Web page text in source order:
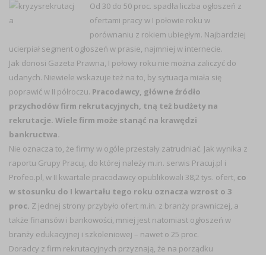
Od 30 do 50 proc. spadła liczba ogłoszeń z
ofertami pracy w I połowie roku w
porównaniu z rokiem ubiegłym. Najbardziej
ucierpiał segment ogłoszeń w prasie, najmniej w internecie.
Jak donosi Gazeta Prawna, I połowy roku nie można zaliczyć do
udanych. Niewiele wskazuje też na to, by sytuacja miała się
poprawić w II półroczu. Pracodawcy, główne źródło
przychodów firm rekrutacyjnych, tną też budżety na
rekrutacje. Wiele firm może stanąć na krawędzi
bankructwa.
Nie oznacza to, że firmy w ogóle przestały zatrudniać. Jak wynika z
raportu Grupy Pracuj, do której należy m.in. serwis Pracuj.pl i
Profeo.pl, w II kwartale pracodawcy opublikowali 38,2 tys. ofert, co
w stosunku do I kwartału tego roku oznacza wzrost o 3
proc. Z jednej strony przybyło ofert m.in. z branży prawniczej, a
także finansów i bankowości, mniej jest natomiast ogłoszeń w
branży edukacyjnej i szkoleniowej – nawet o 25 proc.
Doradcy z firm rekrutacyjnych przyznają, że na porządku